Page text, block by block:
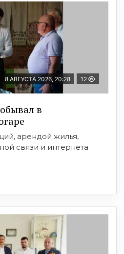
8 АВГУСТА 2026, 20:28 12
в
арендой жилья,
связи и интернета